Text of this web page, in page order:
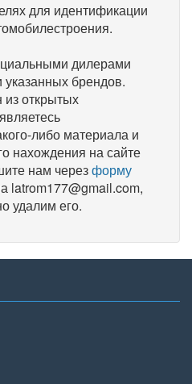
для идентификации
дилерами
брендов.
из открытых
либо материала и
нахождения на сайте
нам черезформу
latrom177@gmail.com,
удалим его.